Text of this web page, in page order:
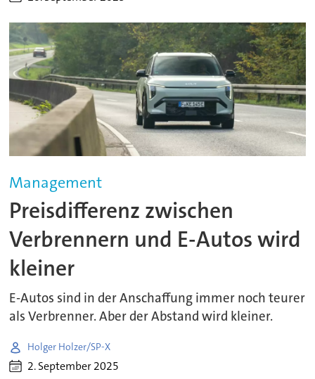
Management
Preisdifferenz zwischen
Verbrennern und E-Autos wird
kleiner
E-Autos sind in der Anschaffung immer noch teurer
als Verbrenner. Aber der Abstand wird kleiner.
Holger Holzer/SP-X
2. September 2025